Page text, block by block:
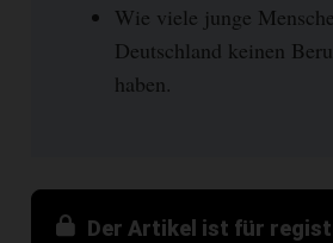
Wie viele junge
Deutschland keinen
haben.
Der Artikel ist für